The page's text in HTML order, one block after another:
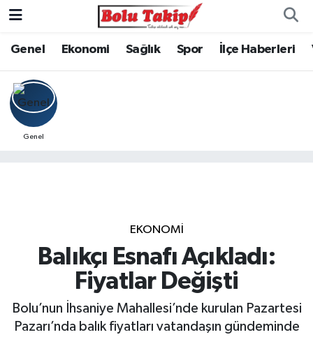
Genel Ekonomi Sağlık Spor İlçe Haberleri
Genel
EKONOMİ
Balıkçı Esnafı Açıkladı:
Fiyatlar Değişti
Bolu’nun İhsaniye Mahallesi’nde kurulan Pazartesi
Pazarı’nda balık fiyatları vatandaşın gündeminde